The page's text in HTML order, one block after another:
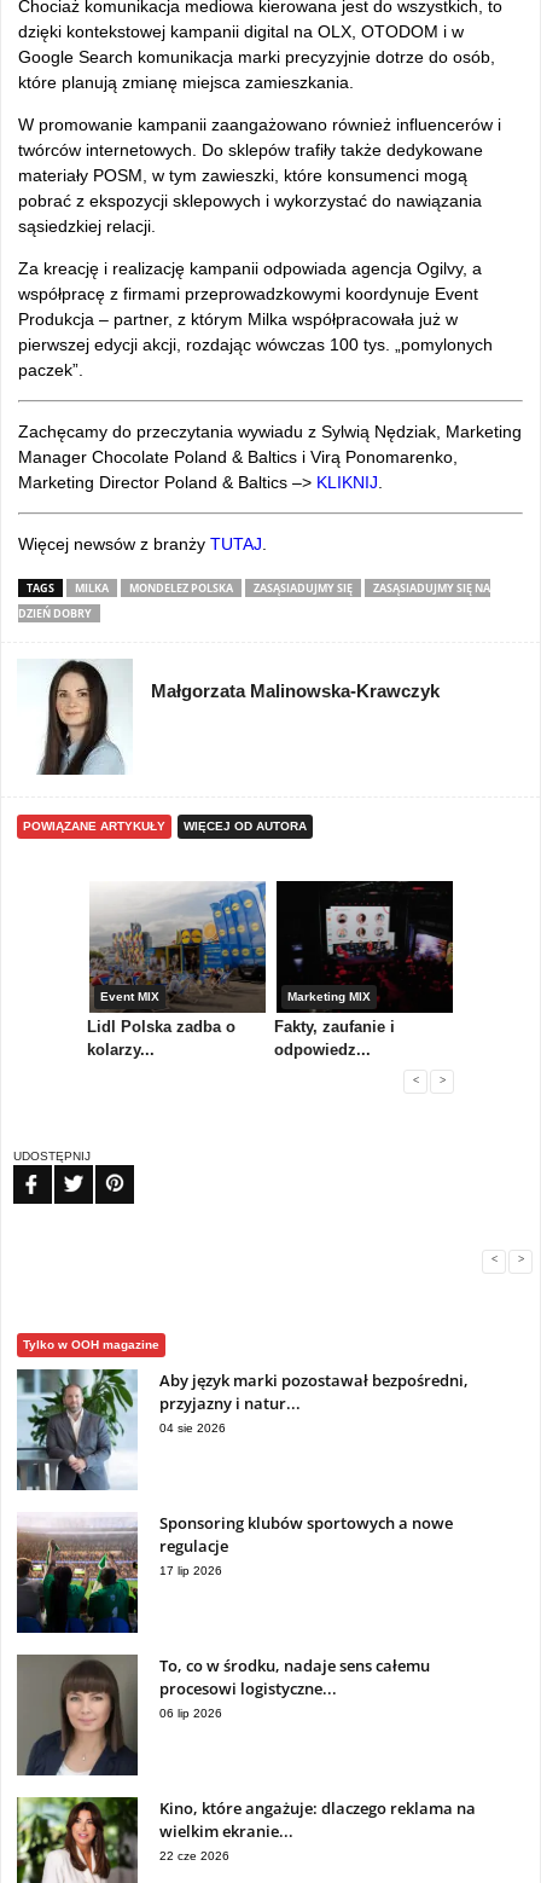
Chociaż komunikacja mediowa kierowana jest do wszystkich, to
dzięki kontekstowej kampanii digital na OLX, OTODOM i w
Google Search komunikacja marki precyzyjnie dotrze do osób,
które planują zmianę miejsca zamieszkania.
W promowanie kampanii zaangażowano również influencerów i
twórców internetowych. Do sklepów trafiły także dedykowane
materiały POSM, w tym zawieszki, które konsumenci mogą
pobrać z ekspozycji sklepowych i wykorzystać do nawiązania
sąsiedzkiej relacji.
Za kreację i realizację kampanii odpowiada agencja Ogilvy, a
współpracę z firmami przeprowadzkowymi koordynuje Event
Produkcja – partner, z którym Milka współpracowała już w
pierwszej edycji akcji, rozdając wówczas 100 tys. „pomylonych
paczek”.
Zachęcamy do przeczytania wywiadu z Sylwią Nędziak, Marketing
Manager Chocolate Poland & Baltics i Virą Ponomarenko,
Marketing Director Poland & Baltics –> KLIKNIJ
Więcej newsów z branży TUTAJ
TAGS MILKA MONDELEZ POLSKA ZASĄSIADUJMY SIĘ
ZASĄSIADUJMY SIĘ NA
DZIEŃ DOBRY
Małgorzata Malinowska-Krawczyk
POWIĄZANE ARTYKUŁY WIĘCEJ OD AUTORA
Event MIX
Lidl Polska zadba o
kolarzy...
Marketing MIX
Fakty, zaufanie i
odpowiedz...
< >
UDOSTĘPNIJ
< >
Tylko w OOH magazine
Aby język marki pozostawał bezpośredni,
przyjazny i natur...
04 sie 2026
Sponsoring klubów sportowych a nowe
regulacje
17 lip 2026
To, co w środku, nadaje sens całemu
procesowi logistyczne...
06 lip 2026
Kino, które angażuje: dlaczego reklama na
wielkim ekranie...
22 cze 2026